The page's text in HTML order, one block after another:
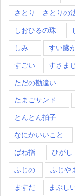
さとり さとりの
しおひるの珠
しみ すい臓
すごい すさま
ただの勘違い
たまごサンド
とんとん拍子
なにかいいこと
ばね指 ひがし
ふじの ふじや
ますだ まぶし